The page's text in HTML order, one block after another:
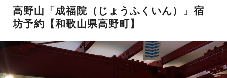
高野山「成福院（じょうふくいん）」宿
坊予約【和歌山県高野町】